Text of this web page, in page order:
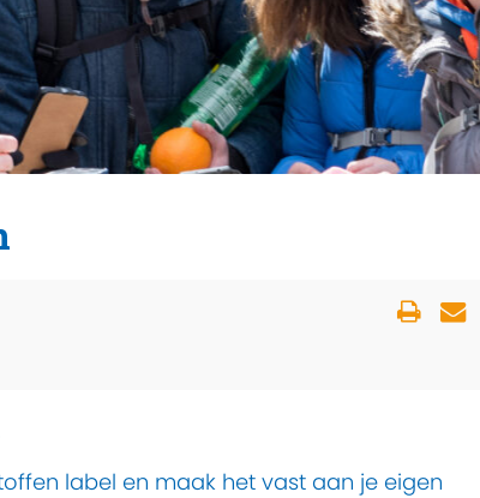
label en maak het vast aan je eigen